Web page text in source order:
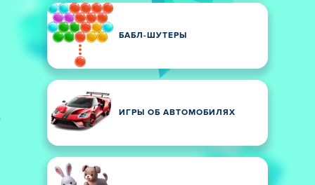
БАБЛ-ШУТЕРЫ
ИГРЫ ОБ АВТОМОБИЛЯХ